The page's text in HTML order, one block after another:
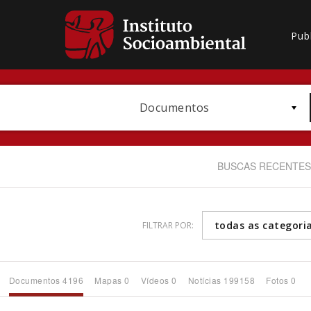
Documentos
BUSCAS
FILTRAR POR: todas as
Documentos 4196 Mapas 0 Vídeos 0 Notícias 199158 Fotos 0